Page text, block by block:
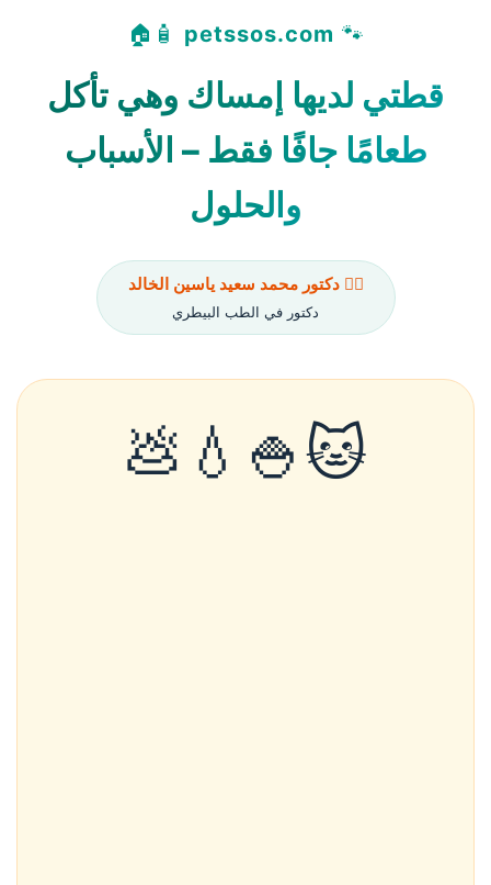
🐾
petssos.com
🧴🏠
قطتي لديها إمساك وهي تأكل
طعامًا جافًا فقط – الأسباب
والحلول
👨‍⚕️ دكتور محمد سعيد ياسين الخالد
دكتور في الطب البيطري
🐱🍚💧💩